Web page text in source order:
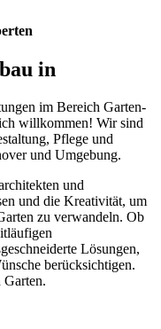
in
im Bereich Garten-
willkommen! Wir sind
Pflege und
und Umgebung.
und
und die Kreativität, um
zu verwandeln. Ob
Lösungen,
berücksichtigen.
Garten.